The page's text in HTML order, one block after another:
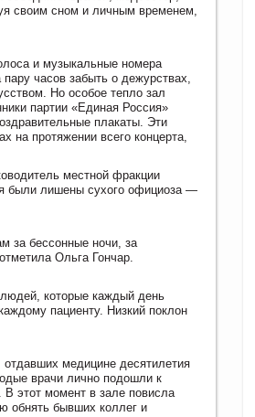
своим сном и личным временем,
и музыкальные номера
часов забыть о дежурствах,
Но особое тепло зал
партии «Единая Россия»
плакаты. Эти
на протяжении всего концерта,
местной фракции
были лишены сухого официоза —
за бессонные ночи, за
Ольга Гончар.
которые каждый день
пациенту. Низкий поклон
медицине десятилетия
врачи лично подошли к
этот момент в зале повисла
обнять бывших коллег и